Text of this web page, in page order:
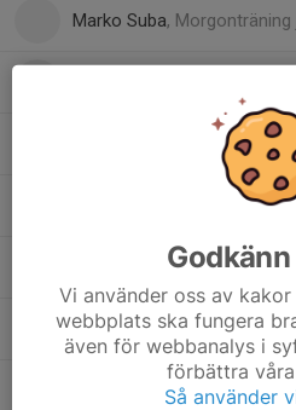
Marko Suba,
51. Victor Klärre, Team 05
4. Vilhelm Ångman
7. Walter Bjelkenstedt
Vi använder oss av
webbplats ska fungera
även för webbanalys i
förbättra
Så använder